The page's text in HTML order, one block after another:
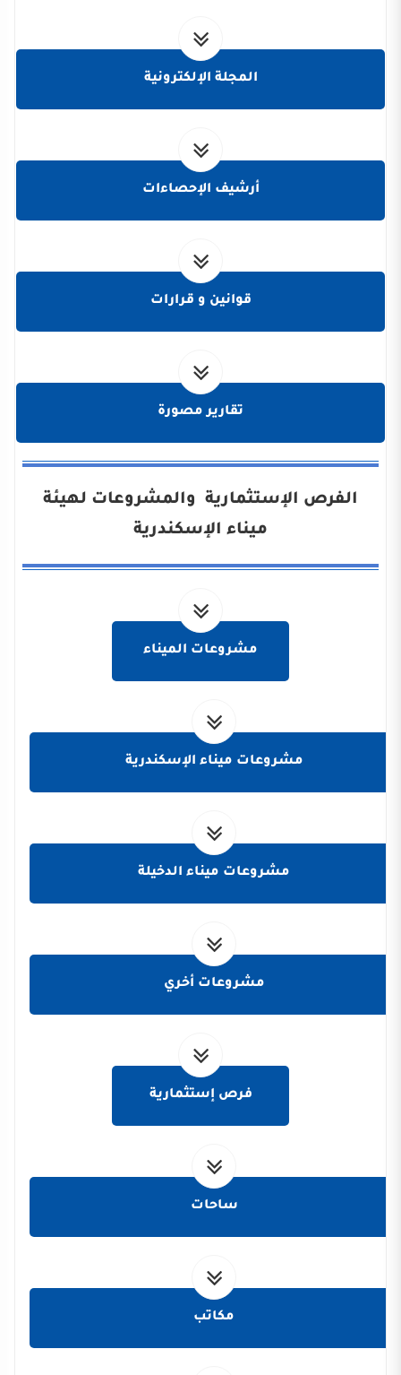
المجلة الإلكترونية
أرشيف الإحصاءات
قوانين و قرارات
تقارير مصورة
الفرص الإستثمارية والمشروعات لهيئة
ميناء الإسكندرية
مشروعات الميناء
مشروعات ميناء الإسكندرية
مشروعات ميناء الدخيلة
مشروعات أخري
فرص إستثمارية
ساحات
مكاتب